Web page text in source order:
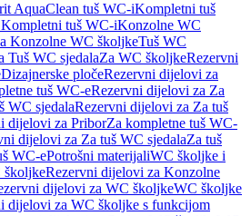
AquaClean tuš WC-iKompletni tuš
tuš WC-iKonzolne WC
Konzolne WC školjkeTuš WC
Tuš WC sjedalaZa WC školjkeRezervni
Dizajnerske pločeRezervni dijelovi za
tuš WC-eRezervni dijelovi za Za
WC sjedalaRezervni dijelovi za Za tuš
dijelovi za PriborZa kompletne tuš WC-
dijelovi za Za tuš WC sjedalaZa tuš
WC-ePotrošni materijaliWC školjke i
školjkeRezervni dijelovi za Konzolne
dijelovi za WC školjkeWC školjke
dijelovi za WC školjke s funkcijom